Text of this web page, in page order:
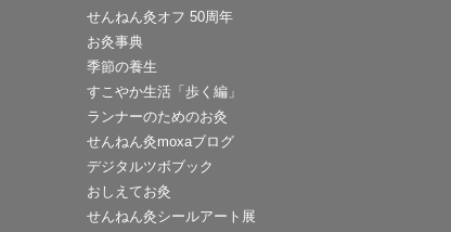
せんねん灸オフ 50周年
お灸事典
季節の養生
すこやか生活「歩く編」
ランナーのためのお灸
せんねん灸moxaブログ
デジタルツボブック
おしえてお灸
せんねん灸シールアート展